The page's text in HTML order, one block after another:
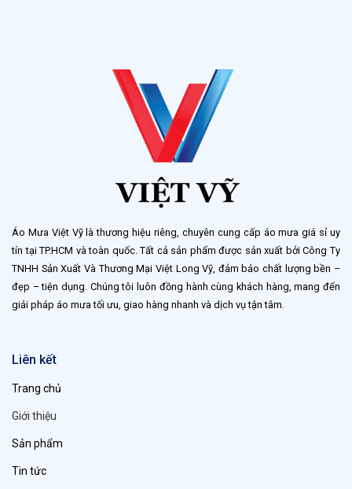
Áo Mưa Việt Vỹ là thương hiệu riêng, chuyên cung cấp áo mưa giá sỉ uy
tín tại TP.HCM và toàn quốc. Tất cả sản phẩm được sản xuất bởi Công Ty
TNHH Sản Xuất Và Thương Mại Việt Long Vỹ, đảm bảo chất lượng bền –
đẹp – tiện dụng. Chúng tôi luôn đồng hành cùng khách hàng, mang đến
giải pháp áo mưa tối ưu, giao hàng nhanh và dịch vụ tận tâm.
Liên kết
Trang chủ
Giới thiệu
Sản phẩm
Tin tức